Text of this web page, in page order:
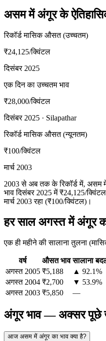
असम में अंगूर के
रिकॉर्ड मासिक औसत (उच्चतम)
₹24,125/क्विंटल
दिसंबर 2025
एक दिन का उच्चतम भाव
₹28,000/क्विंटल
दिसंबर 2025 · Silapathar
रिकॉर्ड मासिक औसत (न्यूनतम)
₹100/क्विंटल
मार्च 2003
2003 से अब तक के रिकॉर्ड में,
भाव दिसंबर 2025 में ₹24,125/
मार्च 2003 रहा (₹100/क्विंटल)।
हर साल अगस्त में अंगूर
एक ही महीने की सालाना तुलना
वर्ष औसत भाव सालाना
अगस्त 2005 ₹5,188
▲ 92.1%
अगस्त 2004 ₹2,700
▼ 53.9%
अगस्त 2003 ₹5,850 —
अंगूर भाव — अक्सर पूछे
आज असम में अंगूर का भाव क्या है?